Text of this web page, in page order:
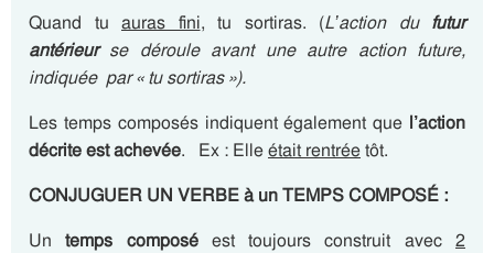
Quand tu auras fini, tu sortiras. (L’action du futur
antérieurse déroule avant une autre action future,
indiquée par « tu sortiras »).
Les temps composés indiquent également que l’action
décrite estachevée. Ex : Elleétait rentréetôt.
CONJUGUER UN VERBE à un TEMPS COMPOSÉ :
Untemps composéest toujours construit avec2